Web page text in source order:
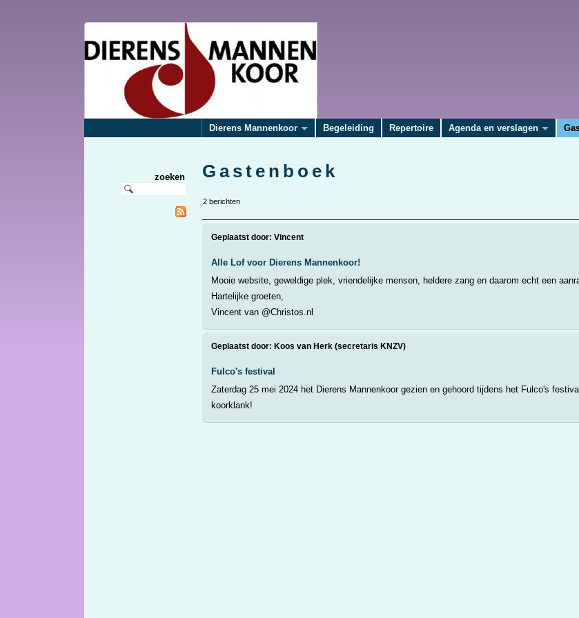
Dierens Mannenkoor Begeleiding Repertoire Agenda en verslagen
zoeken Gastenboek
2 berichten
Geplaatst door: Vincent
Alle Lof voor Dierens Mannenkoor!
Mooie website, geweldige plek, vriendelijke mensen, heldere zang en daarom echt een
Hartelijke groeten,
Vincent van @Christos.nl
Geplaatst door: Koos van Herk (secretaris KNZV)
Fulco's festival
Zaterdag 25 mei 2024 het Dierens Mannenkoor gezien en gehoord tijdens het Fulco's
koorklank!